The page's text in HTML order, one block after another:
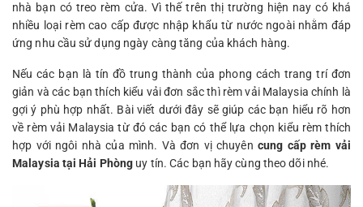
nhà bạn có treo rèm cửa. Vì thế trên thị trường hiện nay có khá
nhiều loại rèm cao cấp được nhập khẩu từ nước ngoài nhằm đáp
ứng nhu cầu sử dụng ngày càng tăng của khách hàng.
Nếu các bạn là tín đồ trung thành của phong cách trang trí đơn
giản và các bạn thích kiểu vải đơn sắc thì rèm vải Malaysia chính là
gợi ý phù hợp nhất. Bài viết dưới đây sẽ giúp các bạn hiểu rõ hơn
về rèm vải Malaysia từ đó các bạn có thể lựa chọn kiểu rèm thích
hợp với ngôi nhà của mình. Và đơn vị chuyên cung cấp rèm vải
Malaysia tại Hải Phòng uy tín. Các bạn hãy cùng theo dõi nhé.